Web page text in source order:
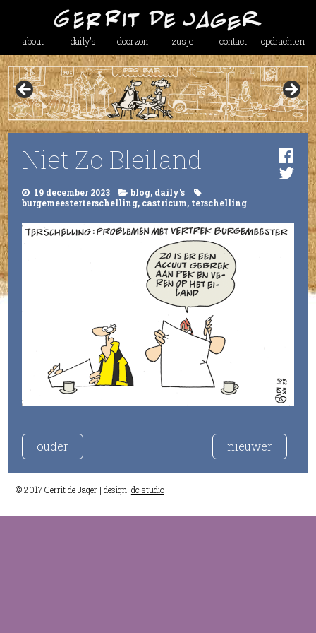
about daily’s doorzon zusje contact opdrachten
Niet Zo Bleiland
19 december 2023 blog, daily's
burgemeesterterschelling, castricum, terschelling
ouder nieuwer
© 2017 Gerrit de Jager | design: dc studio